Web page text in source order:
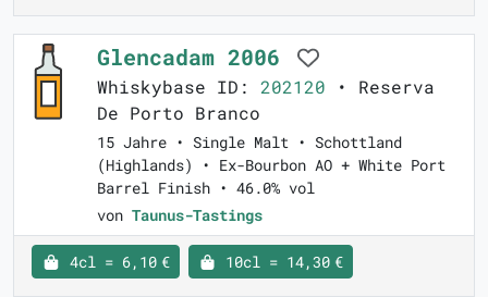
Glencadam 2006
Whiskybase ID: 202120 • Reserva
De Porto Branco
15 Jahre • Single Malt • Schottland
(Highlands) • Ex-Bourbon AO + White Port
Barrel Finish • 46.0% vol
von Taunus-Tastings
4cl = 6,10 € 10cl = 14,30 €